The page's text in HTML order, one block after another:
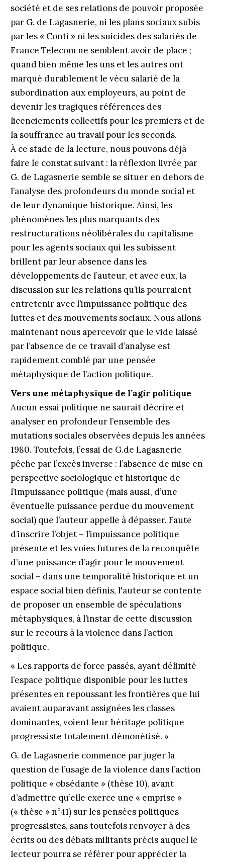
société et de ses relations de pouvoir proposée
par G. de Lagasnerie, ni les plans sociaux subis
par les « Conti » ni les suicides des salariés de
France Telecom ne semblent avoir de place ;
quand bien même les uns et les autres ont
marqué durablement le vécu salarié de la
subordination aux employeurs, au point de
devenir les tragiques références des
licenciements collectifs pour les premiers et de
la souffrance au travail pour les seconds.
À ce stade de la lecture, nous pouvons déjà
faire le constat suivant : la réflexion livrée par
G. de Lagasnerie semble se situer en dehors de
l’analyse des profondeurs du monde social et
de leur dynamique historique. Ainsi, les
phénomènes les plus marquants des
restructurations néolibérales du capitalisme
pour les agents sociaux qui les subissent
brillent par leur absence dans les
développements de l’auteur, et avec eux, la
discussion sur les relations qu’ils pourraient
entretenir avec l’impuissance politique des
luttes et des mouvements sociaux. Nous allons
maintenant nous apercevoir que le vide laissé
par l’absence de ce travail d’analyse est
rapidement comblé par une pensée
métaphysique de l’action politique.
Vers une métaphysique de l’agir politique
Aucun essai politique ne saurait décrire et
analyser en profondeur l’ensemble des
mutations sociales observées depuis les années
1980. Toutefois, l’essai de G.de Lagasnerie
pêche par l’excès inverse : l’absence de mise en
perspective sociologique et historique de
l’impuissance politique (mais aussi, d’une
éventuelle puissance perdue du mouvement
social) que l’auteur appelle à dépasser. Faute
d’inscrire l’objet – l’impuissance politique
présente et les voies futures de la reconquête
d’une puissance d’agir pour le mouvement
social – dans une temporalité historique et un
espace social bien définis, l'auteur se contente
de proposer un ensemble de spéculations
métaphysiques, à l’instar de cette discussion
sur le recours à la violence dans l’action
politique.
« Les rapports de force passés, ayant délimité
l’espace politique disponible pour les luttes
présentes en repoussant les frontières que lui
avaient auparavant assignées les classes
dominantes, voient leur héritage politique
progressiste totalement démonétisé. »
G. de Lagasnerie commence par juger la
question de l’usage de la violence dans l’action
politique « obsédante » (thèse 10), avant
d’admettre qu’elle exerce une « emprise »
(« thèse » n°41) sur les pensées politiques
progressistes, sans toutefois renvoyer à des
écrits ou des débats militants précis auquel le
lecteur pourra se référer pour apprécier la